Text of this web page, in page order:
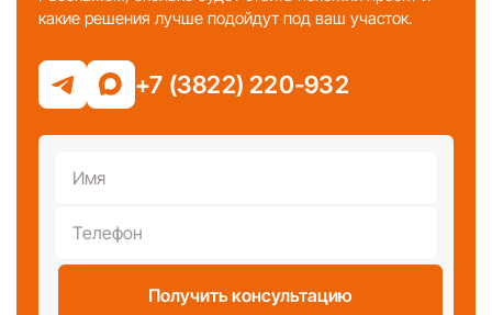
какие решения лучше подойдут под ваш участок.
+7 (3822) 220-932
Получить консультацию